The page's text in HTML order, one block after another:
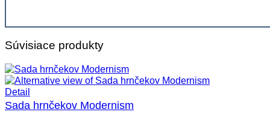
Súvisiace produkty
Detail
Sada hrnčekov Modernism